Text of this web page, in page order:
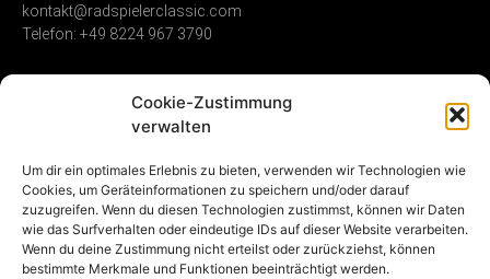
Cookie-Zustimmung
verwalten
Um dir ein optimales Erlebnis zu bieten, verwenden wir Technologien wie
Cookies, um Geräteinformationen zu speichern und/oder darauf
zuzugreifen. Wenn du diesen Technologien zustimmst, können wir Daten
wie das Surfverhalten oder eindeutige IDs auf dieser Website verarbeiten.
Wenn du deine Zustimmung nicht erteilst oder zurückziehst, können
bestimmte Merkmale und Funktionen beeinträchtigt werden.
kontakt@radspielerclassic.com
Telefon: +49 8224 967 3790
Zündverteiler
Service & Reparatur
Vollumfängliche
Instandsetzung
Gebrauchte
Zündverteiler
Shop
Allgemeine
Geschäftsbedingungen
Widerrufsrecht
Datenschutz
Impressum
Kontakt
Umwelt &
Nachhaltigkeit
Karriere